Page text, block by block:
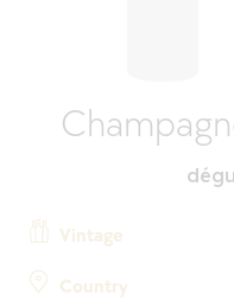
Vintage
Country